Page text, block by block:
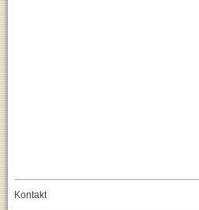
Kontakt